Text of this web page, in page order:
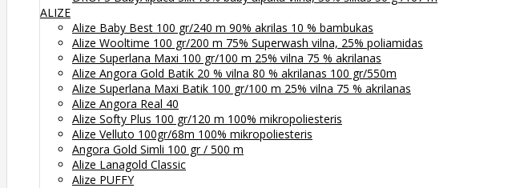
ALIZE
Alize Baby Best 100 gr/240 m 90% akrilas 10 % bambukas
Alize Wooltime 100 gr/200 m 75% Superwash vilna, 25% poliamidas
Alize Superlana Maxi 100 gr/100 m 25% vilna 75 % akrilanas
Alize Angora Gold Batik 20 % vilna 80 % akrilanas 100 gr/550m
Alize Superlana Maxi Batik 100 gr/100 m 25% vilna 75 % akrilanas
Alize Angora Real 40
Alize Softy Plus 100 gr/120 m 100% mikropoliesteris
Alize Velluto 100gr/68m 100% mikropoliesteris
Angora Gold Simli 100 gr / 500 m
Alize Lanagold Classic
Alize PUFFY